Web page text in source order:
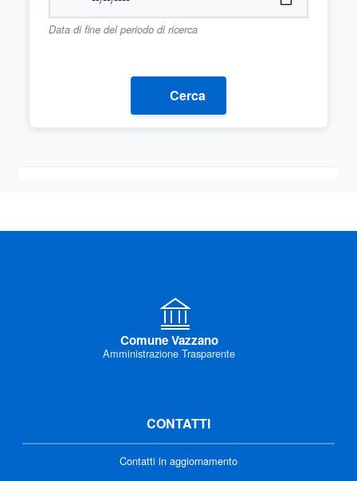
Data di fine del periodo di ricerca
Cerca
Comune Vazzano
Amministrazione Trasparente
CONTATTI
Contatti in aggiornamento